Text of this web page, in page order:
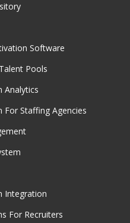
Software
Pools
Analytics
For Staffing Agencies
Integration
For Recruiters